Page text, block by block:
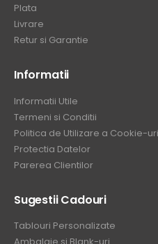
Plata
Livrare
Retur si Garantie
Informatii
Informatii Utile
Termeni si Conditii
Politica de Utilizare a Cookie-
Protectia Datelor
Parerea Clientilor
Sugestii Cadouri
Tablouri Personalizate